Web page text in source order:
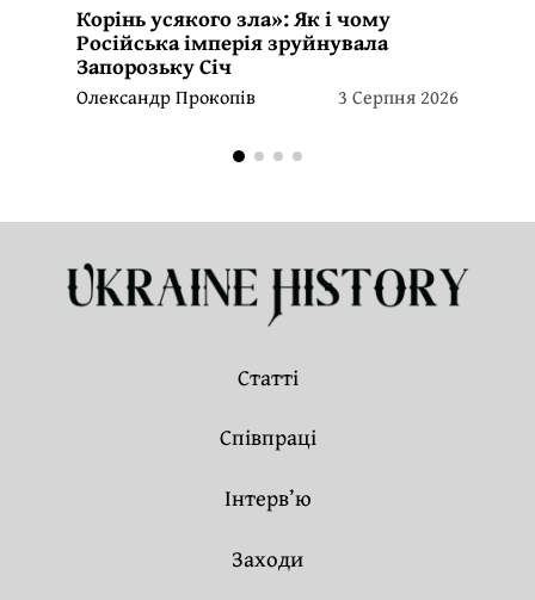
Корінь усякого зла»: Як і чому
Російська імперія зруйнувала
Запорозьку Січ
Олександр Прокопів 3 Серпня 2026
Статті
Співпраці
Інтерв’ю
Заходи